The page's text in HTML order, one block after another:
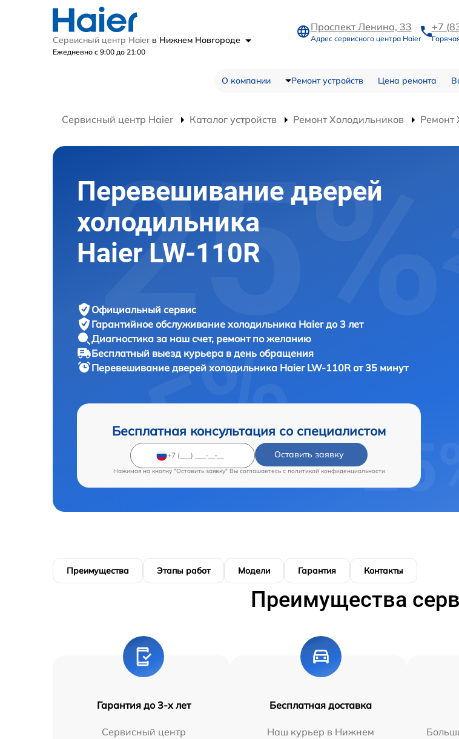
Сервисный центр Haier в Нижнем Новгороде
Ежедневно с 9:00 до 21:00
Проспект Ленина, 33
Адрес сервисного центра Haier
+7
О компании Ремонт устройств Цена ремонта
Сервисный центр Haier Каталог устройств Ремонт Холодильников Ремонт
Перевешивание дверей
холодильника
Haier LW-110R
Официальный сервис
Гарантийное обслуживание холодильника Haier до 3 лет
Диагностика за наш счет, ремонт по желанию
Бесплатный выезд курьера в день обращения
Перевешивание дверей холодильника Haier LW-110R от 35 минут
Бесплатная консультация со специалистом
Оставить заявку
Нажимая на кнопку "Оставить заявку" Вы соглашаетесь c политикой конфиденциальности
Преимущества Этапы работ Модели Гарантия Контакты
Преимущества
Гарантия до 3-х лет
Сервисный центр
Бесплатная доставка
Наш курьер в Нижнем